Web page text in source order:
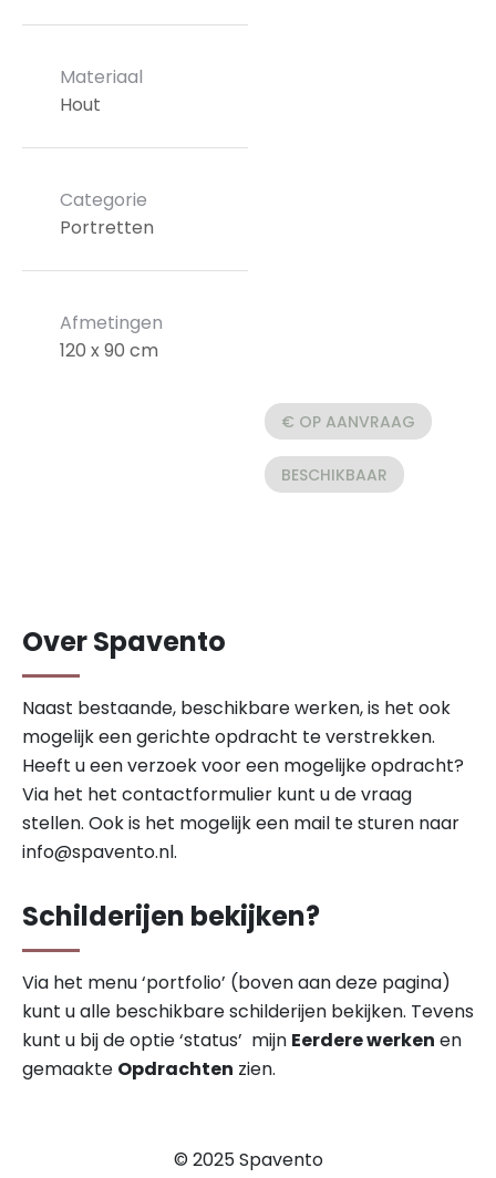
Materiaal
Hout
Categorie
Portretten
Afmetingen
120 x 90 cm
€ OP AANVRAAG
BESCHIKBAAR
Over Spavento
Naast bestaande, beschikbare werken, is het ook
mogelijk een gerichte opdracht te verstrekken.
Heeft u een verzoek voor een mogelijke opdracht?
Via het het contactformulier kunt u de vraag
stellen. Ook is het mogelijk een mail te sturen naar
info@spavento.nl.
Schilderijen bekijken?
Via het menu ‘portfolio’ (boven aan deze pagina)
kunt u alle beschikbare schilderijen bekijken. Tevens
kunt u bij de optie ‘status’ mijn Eerdere werken en
gemaakte Opdrachten zien.
© 2025 Spavento